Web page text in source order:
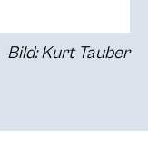
Bild: Kurt Tauber